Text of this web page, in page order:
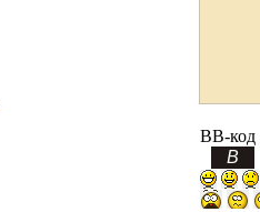
BB-код